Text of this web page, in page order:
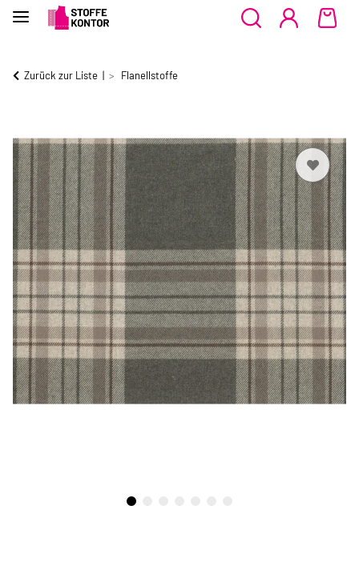
Zurück zur Liste Flanellstoffe